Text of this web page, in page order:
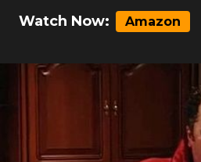
Watch Now: Amazon